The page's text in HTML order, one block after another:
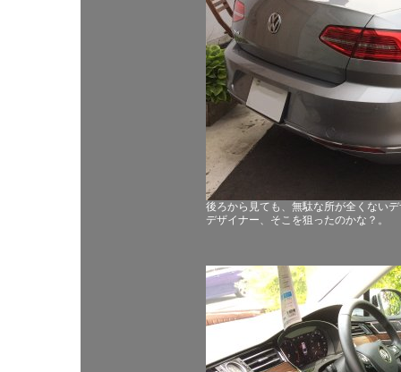
後ろから見ても、無駄な所が全くない
デザイナー、そこを狙ったのかな？。